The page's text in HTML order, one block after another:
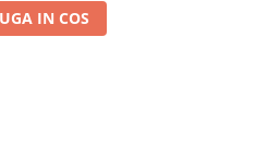
IN COS